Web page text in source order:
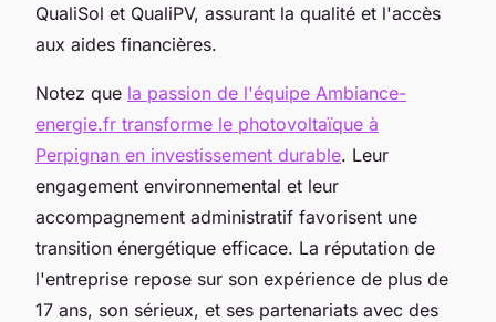
QualiSol et QualiPV, assurant la qualité et l'accès
aux aides financières.
Notez que la passion de l'équipe Ambiance-
energie.fr transforme le photovoltaïque à
Perpignan en investissement durable. Leur
engagement environnemental et leur
accompagnement administratif favorisent une
transition énergétique efficace. La réputation de
l'entreprise repose sur son expérience de plus de
17 ans, son sérieux, et ses partenariats avec des